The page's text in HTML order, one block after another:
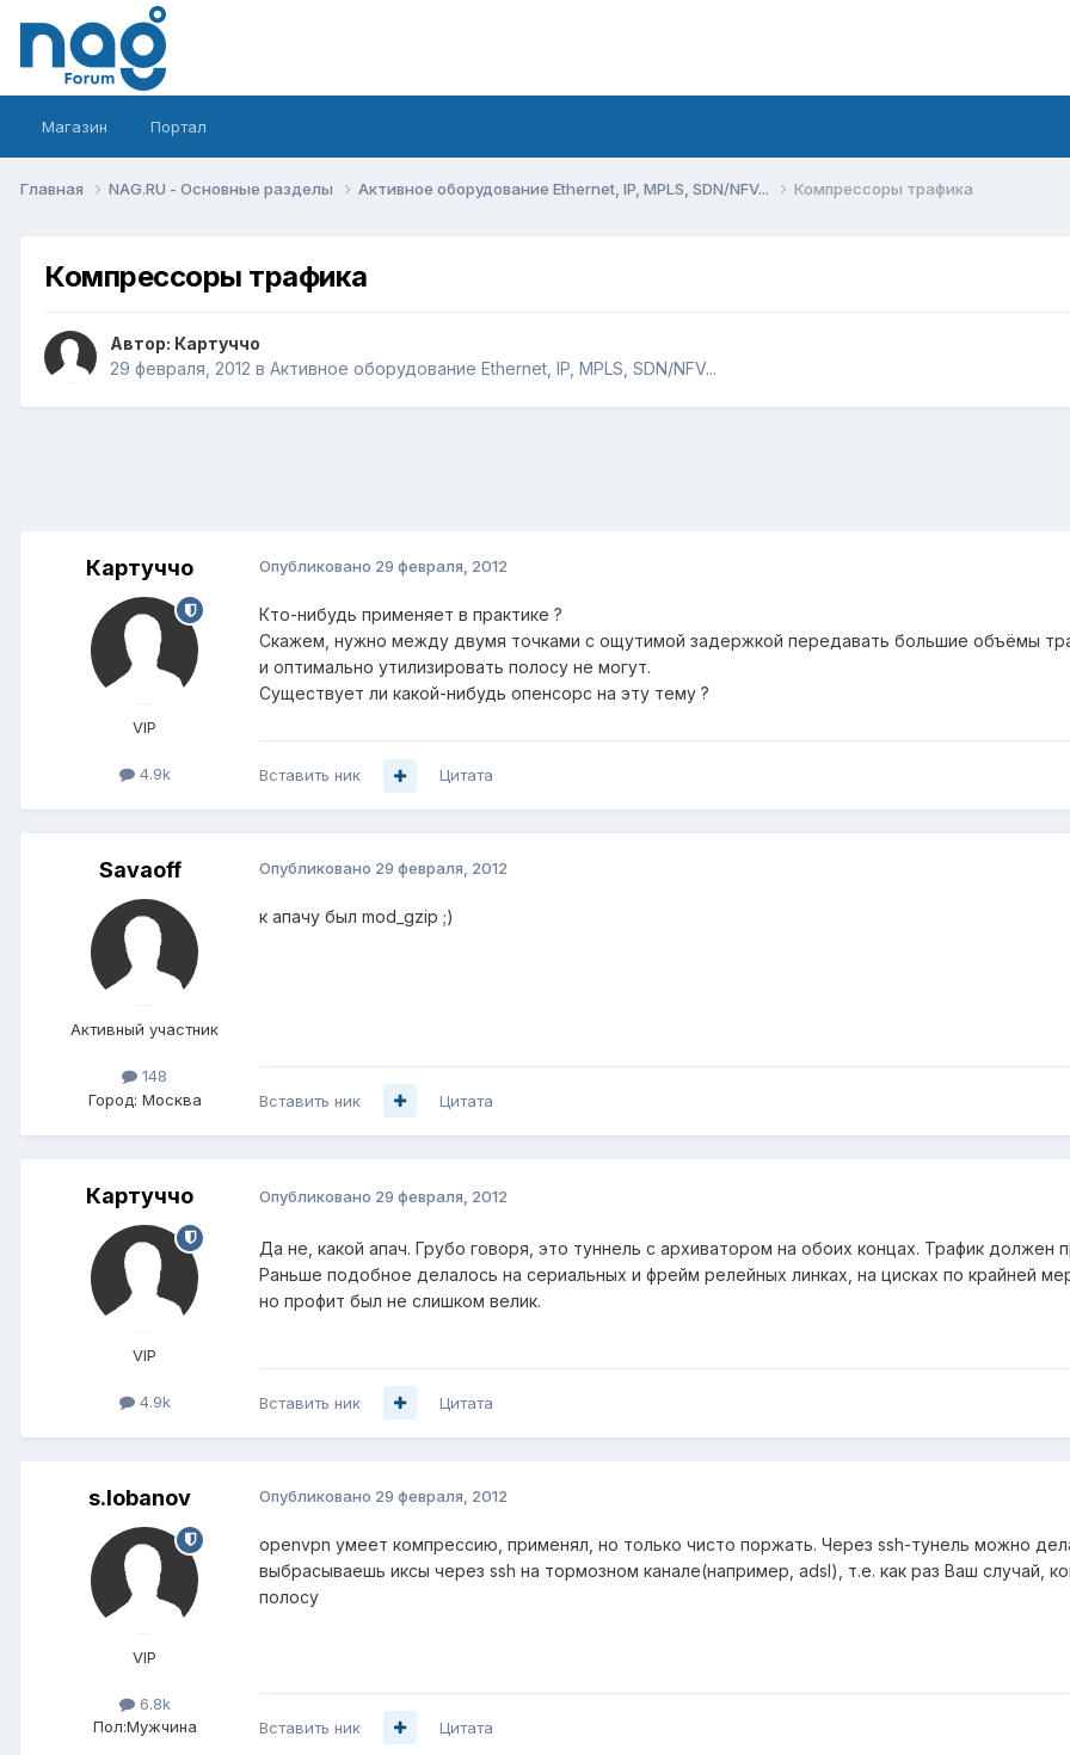
Магазин Портал
Главная NAG.RU - Основные разделы Активное оборудование Ethernet, IP, MPLS, SDN/NFV... Компрессоры трафика
Компрессоры трафика
Автор: Картуччо
29 февраля, 2012 в Активное оборудование Ethernet, IP, MPLS, SDN/NFV...
Картуччо
VIP
4.9k
Опубликовано 29 февраля, 2012
Кто-нибудь применяет в практике ?
Скажем, нужно между двумя точками с ощутимой задержкой передавать большие объёмы
и оптимально утилизировать полосу не могут.
Существует ли какой-нибудь опенсорс на эту тему ?
Вставить ник Цитата
Savaoff
Активный участник
148
Город: Москва
Опубликовано 29 февраля, 2012
к апачу был mod_gzip ;)
Вставить ник Цитата
Картуччо
VIP
4.9k
Опубликовано 29 февраля, 2012
Да не, какой апач. Грубо говоря, это туннель с архиватором на обоих концах. Трафик
Раньше подобное делалось на сериальных и фрейм релейных линках, на цисках по крайней
но профит был не слишком велик.
Вставить ник Цитата
s.lobanov
VIP
6.8k
Пол:Мужчина
Опубликовано 29 февраля, 2012
openvpn умеет компрессию, применял, но только чисто поржать. Через ssh-тунель можно
выбрасываешь иксы через ssh на тормозном канале(например, adsl), т.е. как раз Ваш случай,
полосу
Вставить ник Цитата